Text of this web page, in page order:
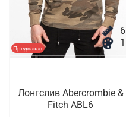
Предзаказ
6
1
Лонгслив Abercrombie &
Fitch ABL6